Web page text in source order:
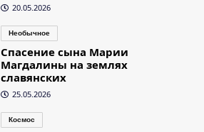
20.05.2026
Необычное
Спасение сына Марии
Магдалины на землях
славянских
25.05.2026
Космос